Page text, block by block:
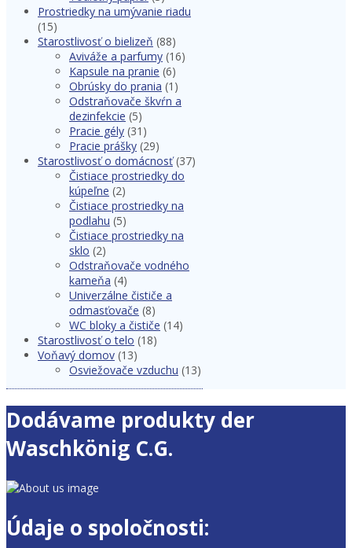
Prostriedky na umývanie riadu
(15)
Starostlivosť o bielizeň (88)
Aviváže a parfumy (16)
Kapsule na pranie (6)
Obrúsky do prania (1)
Odstraňovače škvŕn a
dezinfekcie (5)
Pracie gély (31)
Pracie prášky (29)
Starostlivosť o domácnosť (37)
Čistiace prostriedky do
kúpeľne (2)
Čistiace prostriedky na
podlahu (5)
Čistiace prostriedky na
sklo (2)
Odstraňovače vodného
kameňa (4)
Univerzálne čističe a
odmasťovače (8)
WC bloky a čističe (14)
Starostlivosť o telo (18)
Voňavý domov (13)
Osviežovače vzduchu (13)
Dodávame produkty der
Waschkönig C.G.
Údaje o spoločnosti: